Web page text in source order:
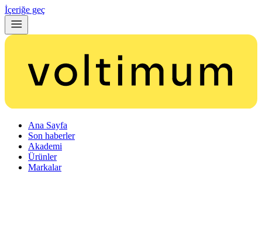
İçeriğe geç
Ana Sayfa
Son haberler
Akademi
Ürünler
Markalar